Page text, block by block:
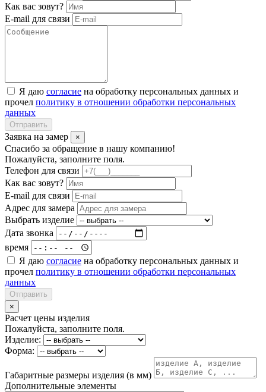
Как вас зовут?
E-mail для связи
Я даю согласие на обработку персональных данных и
прочел политику в отношении обработки персональных
данных
Отправить
Заявка на замер ×
Спасибо за обращение в нашу компанию!
Пожалуйста, заполните поля.
Телефон для связи
Как вас зовут?
E-mail для связи
Адрес для замера
Выбрать изделие
Дата звонка
время
Я даю согласие на обработку персональных данных и
прочел политику в отношении обработки персональных
данных
Отправить
×
Расчет цены изделия
Пожалуйста, заполните поля.
Изделие:
Форма:
Габаритные размеры изделия (в мм)
Дополнительные элементы